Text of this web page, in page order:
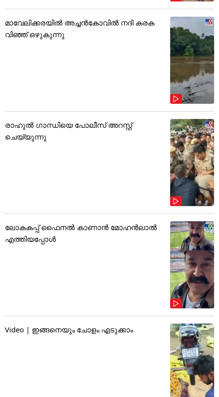
മാവേലിക്കരയിൽ അച്ചൻകോവിൽ നദി കരക
വിഞ്ഞ് ഒഴുകുന്നു
രാഹുൽ ഗാന്ധിയെ പോലീസ് അറസ്റ്റ്
ചെയ്യുന്നു
ലോകകപ്പ് ഫൈനൽ കാണാൻ മോഹൻലാൽ
എത്തിയപ്പോൾ
Video | ഇങ്ങനെയും ചോളം എടുക്കാം